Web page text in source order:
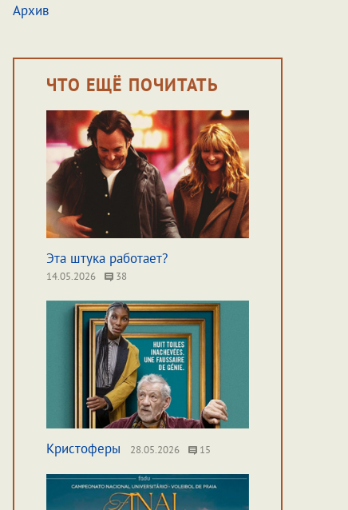
Архив
ЧТО ЕЩЁ ПОЧИТАТЬ
Эта штука работает?
14.05.2026 38
Кристоферы 28.05.2026 15